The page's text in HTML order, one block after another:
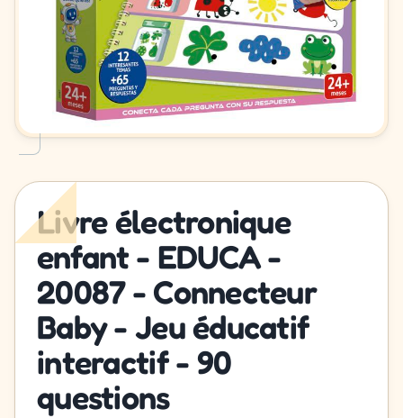
Livre électronique
enfant - EDUCA -
20087 - Connecteur
Baby - Jeu éducatif
interactif - 90
questions